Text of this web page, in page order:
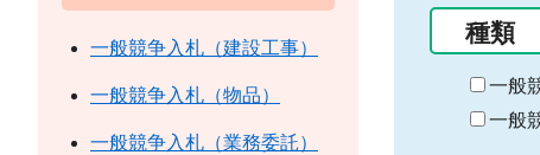
種類
一般
一般
一般競争入札（建設工事）
一般競争入札（物品）
一般競争入札（業務委託）